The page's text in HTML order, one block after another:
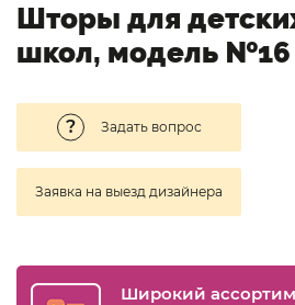
Шторы для
школ, модель №16
Задать вопрос
Заявка на выезд дизайнера
Широкий